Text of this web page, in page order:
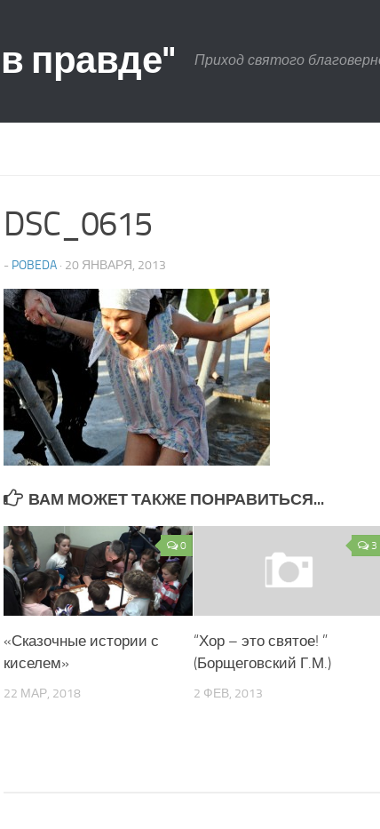
правде" Приход святого
DSC_0615
- POBEDA · 20 ЯНВАРЯ, 2013
ВАМ МОЖЕТ ТАКЖЕ ПОНРАВИТЬСЯ...
0
«Сказочные истории с
киселем»
22 МАР, 2018
3
“Хор – это святое! ”
(Борщеговский Г.М.)
2 ФЕВ, 2013